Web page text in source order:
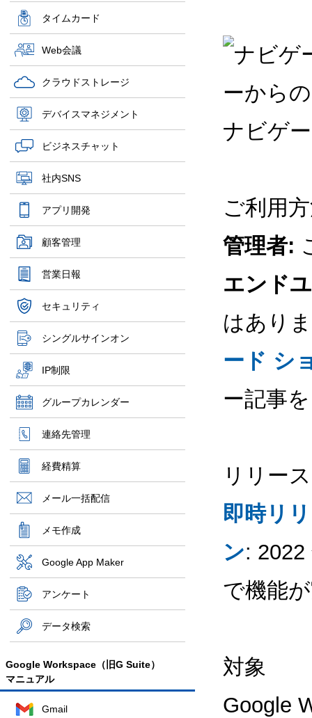
タイムカード
Web会議
クラウドストレージ
デバイスマネジメント
ビジネスチャット
社内SNS
アプリ開発
顧客管理
営業日報
セキュリティ
シングルサインオン
IP制限
グループカレンダー
連絡先管理
経費精算
メール一括配信
メモ作成
Google App Maker
アンケート
データ検索
Google Workspace（旧G Suite）
マニュアル
Gmail
ナビゲ
ご利用
管理者:
エンド
はあり
ード シ
ー記事
リリー
即時リ
ン:
で機能
対象
Google